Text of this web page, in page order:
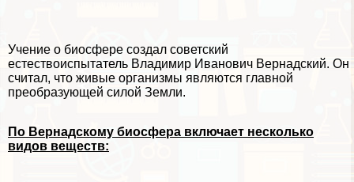
Учение о биосфере создал советский
естествоиспытатель Владимир Иванович Вернадский. Он
считал, что живые организмы являются главной
преобразующей силой Земли.
По Вернадскому биосфера включает несколько
видов веществ: